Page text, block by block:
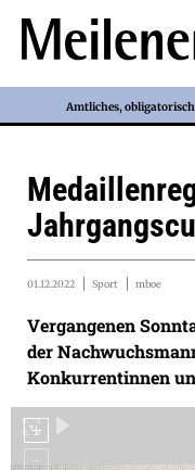
Amtliches,
01.12.2022 Sport mboe
Vergangenen
der
Konkurrentinnen